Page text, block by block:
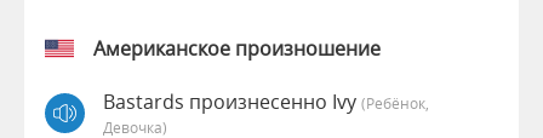
Американское произношение
Bastards произнесенно Ivy (Ребёнок,
Девочка)